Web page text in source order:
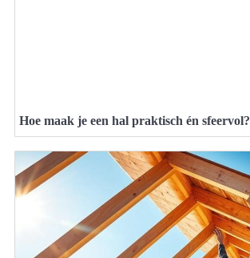
Hoe maak je een hal praktisch én sfeervol?